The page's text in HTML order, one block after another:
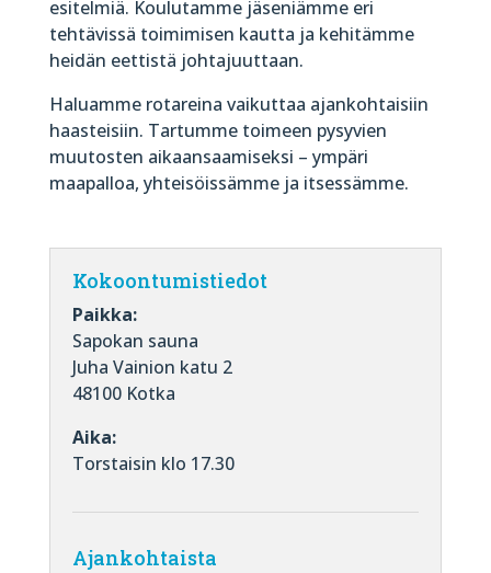
esitelmiä. Koulutamme jäseniämme eri
tehtävissä toimimisen kautta ja kehitämme
heidän eettistä johtajuuttaan.
Haluamme rotareina vaikuttaa ajankohtaisiin
haasteisiin. Tartumme toimeen pysyvien
muutosten aikaansaamiseksi – ympäri
maapalloa, yhteisöissämme ja itsessämme.
Kokoontumistiedot
Paikka:
Sapokan sauna
Juha Vainion katu 2
48100 Kotka
Aika:
Torstaisin klo 17.30
Ajankohtaista